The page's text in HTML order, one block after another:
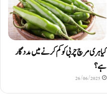
کیا ہری مرچ چربی کو کم کرنے میں مددگار
ہے؟
26/06/2025